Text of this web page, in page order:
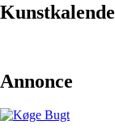
Annonce